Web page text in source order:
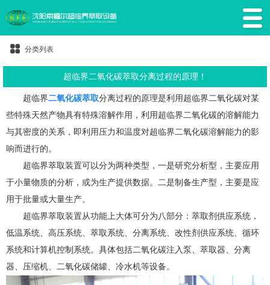
分类列表
超临界二氧化碳萃取分离过程的原理！
超临界二氧化碳萃取分离过程的原理是利用超临界二氧化碳对某
些特殊天然产物具有特殊溶解作用，利用超临界二氧化碳的溶解能力
与其密度的关系，即利用压力和温度对超临界二氧化碳溶解能力的影
响而进行的。
超临界萃取装置可以分为两种类型，一是研究分析型，主要应用
于小量物质的分析，或为生产提供数据。二是制备生产型，主要是应
用于批量或大量生产。
超临界萃取装置从功能上大体可分为八部分：萃取剂供应系统，
低温系统、高压系统、萃取系统、分离系统、改性剂供应系统、循环
系统和计算机控制系统。具体包括二氧化碳注入泵、萃取器、分离
器、压缩机、二氧化碳储罐、冷水机等设备。